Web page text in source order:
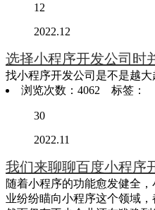
12
2022.12
选择小程序开发公司时
找小程序开发公司是不是越
浏览次数：4062 标签：
30
2022.11
我们来聊聊百度小程序
随着小程序的功能愈发健全
业纷纷瞄向小程序这个领域，